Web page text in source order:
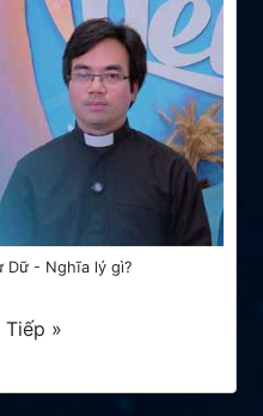
Dữ - Nghĩa lý gì?
Tiếp »